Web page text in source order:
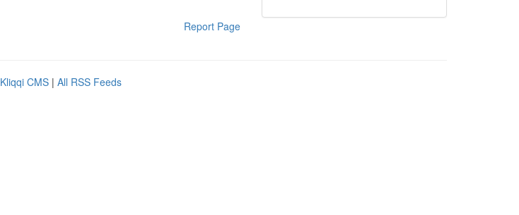
Report Page
Kliqqi CMS | All RSS Feeds